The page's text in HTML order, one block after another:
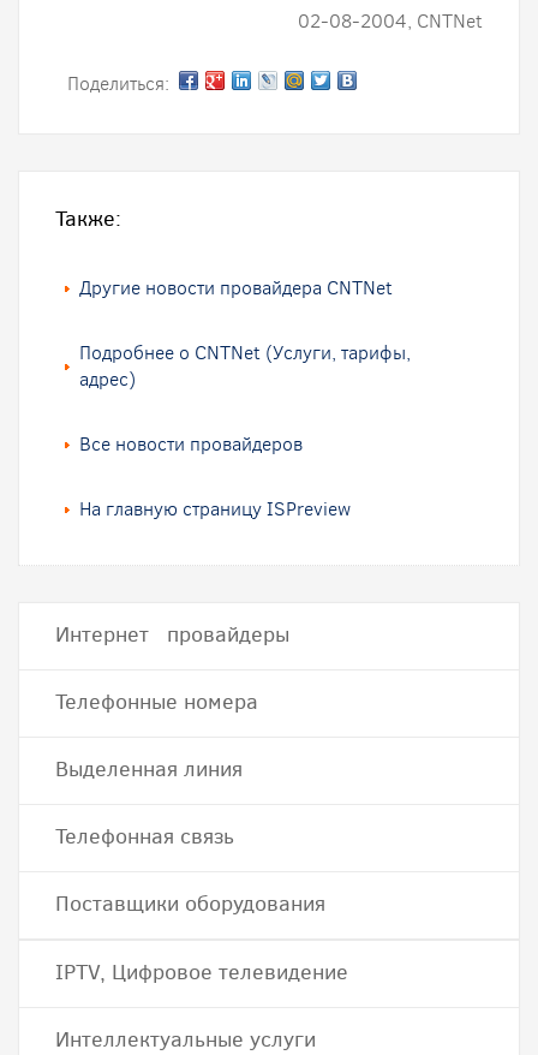
02-08-2004, CNTNet
Поделиться:
Также:
Другие новости провайдера CNTNet
Подробнее о CNTNet (Услуги, тарифы,
адрес)
Все новости провайдеров
На главную страницу ISPreview
Интернет провайдеры
Телефонные номера
Выделенная линия
Телефонная связь
Поставщики оборудования
IPTV, Цифровое телевидение
Интеллектуальные услуги